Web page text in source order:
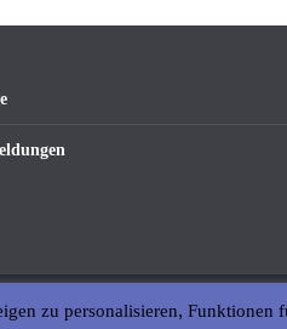
reserved.
zu personalisieren,